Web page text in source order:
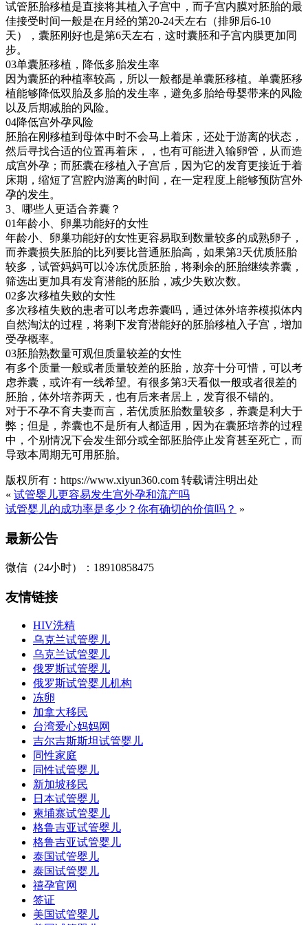
试管胚胎移植是直接将其植入子宫中，而子宫内膜对胚胎的最
佳接受时间一般是在月经的第20-24天左右（排卵后6-10
天），囊胚刚好也是第6天左右，这时囊胚和子宫内膜更加同
步。
03单囊胚移植，降低多胎发生率
因为囊胚的种植率较高，所以一般都是单囊胚移植。单囊胚移
植能够降低双胎及多胎的发生率，避免多胎给母婴带来的风险
以及后期减胎的风险。
04降低宫外孕风险
胚胎在刚移植到母体中时不会马上着床，还处于游离的状态，
然后寻找合适的位置再着床，，也有可能进入输卵管，从而造
成宫外孕；而胚囊在移植入子宫后，因为它的发育更接近于着
床期，缩短了宫腔内游离的时间，在一定程度上能够预防宫外
孕的发生。
3、哪些人更适合养囊？
01年龄小、卵巢功能好的女性
年龄小、卵巢功能好的女性更容易取到数量较多的成熟卵子，
而养囊损失胚胎的比列要比普通胚胎高，如果第3天优质胚胎
较多，试管妈妈可以冷冻优质胚胎，将剩余的胚胎继续养囊，
筛选出更加具有发育潜能的胚胎，减少失败次数。
02多次移植失败的女性
多次移植失败的患者可以考虑养囊吗，通过体外培养模拟体内
自然淘汰的过程，将剩下发育潜能好的胚胎移植入子宫，增加
受孕概率。
03胚胎熟数量可观但质量较差的女性
有多个质量一般或者质量较差的胚胎，放弃十分可惜，可以考
虑养囊，或许有一线希望。有很多第3天看似一般或者很差的
胚胎，体外培养两天，也有后来者居上，发育很不错的。
对于不孕不育夫妻而言，若优质胚胎数量较多，养囊是利大于
弊；但是，养囊也不是所有人都适用，因为在囊胚培养的过程
中，个别情况下会发生部分或全部胚胎停止发育甚至死亡，而
导致本周期无可用胚胎。
版权所有：https://www.xiyun360.com 转载请注明出处
« 试管婴儿更容易发生宫外孕和流产吗
试管婴儿的成功率是多少？你有确切的价值吗？ »
最新公告
微信（24小时）：18910858475
友情链接
HIV洗精
乌克兰试管婴儿
乌克兰试管婴儿
俄罗斯试管婴儿
俄罗斯试管婴儿机构
冻卵
加拿大移民
台湾爱心妈妈网
吉尔吉斯斯坦试管婴儿
同性家庭
同性试管婴儿
新加坡移民
日本试管婴儿
柬埔寨试管婴儿
格鲁吉亚试管婴儿
格鲁吉亚试管婴儿
泰国试管婴儿
泰国试管婴儿
禧孕官网
签证
美国试管婴儿